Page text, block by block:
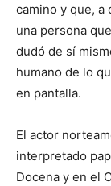
camino y que, a
una persona
dudó de sí
humano de lo
en pantalla.
El actor
interpretado
Docena y en el